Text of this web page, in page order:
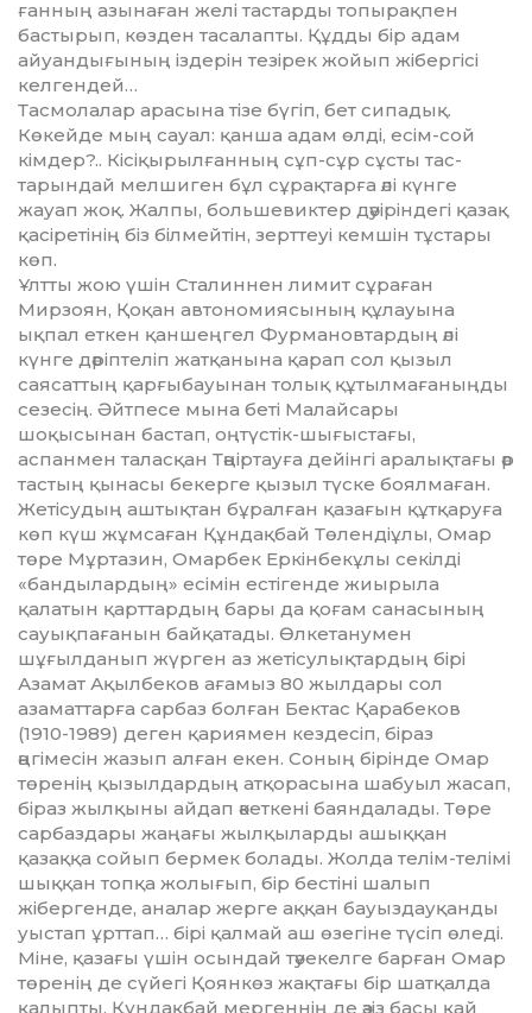
ғанның азынаған желі тастарды топырақпен
бастырып, көзден тасалапты. Құдды бір адам
айуан­ды­ғының іздерін тезірек жойып жібергісі
келгендей…
Тасмолалар арасына тізе бүгіп, бет сипадық.
Көкейде мың сауал: қанша адам өлді, есім-сой
кімдер?.. Кісіқырылғанның сұп-сұр сұсты тас­
тарындай мелшиген бұл сұрақ­тарға әлі күнге
жауап жоқ. Жалпы, большевиктер дәуіріндегі қазақ
қасіретінің біз білмейтін, зерттеуі кемшін тұстары
көп.
Ұлтты жою үшін Сталиннен лимит сұраған
Мирзоян, Қоқан автономиясының құлауына
ықпал еткен қаншеңгел Фурмановтардың әлі
күнге дәріптеліп жатқанына қарап сол қызыл
саясаттың қарғы­бауынан толық құтылмағаныңды
сезесің. Әйтпесе мына беті Малай­сары
шоқысынан бастап, оңтүстік-шығыстағы,
аспанмен таласқан Тәңіртауға дейінгі аралықтағы әр
тастың қынасы бекерге қызыл түске боялмаған.
Жетісудың аш­тық­тан бұралған қазағын құтқаруға
көп күш жұмсаған Құндақбай Төлендіұлы, Омар
төре Мұртазин, Омарбек Еркінбекұлы секілді
«бандылардың» есімін естігенде жиырыла
қалатын қарттардың бары да қоғам санасының
сауық­па­ғанын байқатады. Өлкетанумен
шұғылданып жүрген аз жетісулық­тардың бірі
Азамат Ақылбеков ағамыз 80 жылдары сол
азаматтарға сарбаз болған Бектас Қарабеков
(1910-1989) деген қариямен кез­десіп, біраз
әңгімесін жазып алған екен. Соның бірінде Омар
төренің қызылдардың атқорасына шабуыл жасап,
біраз жылқыны айдап әкет­кені баяндалады. Төре
сарбаз­дары жаңағы жылқыларды ашық­қан
қазаққа сойып бермек болады. Жолда телім-телімі
шық­қан топқа жолығып, бір бестіні шалып
жібергенде, аналар жерге аққан бауыздауқанды
уыстап ұрттап… бірі қалмай аш өзегіне түсіп өледі.
Міне, қазағы үшін осындай тәуе­келге барған Омар
төренің де сүйегі Қоянкөз жақтағы бір шатқалда
қалыпты. Құндақбай мергеннің де әзіз басы қай